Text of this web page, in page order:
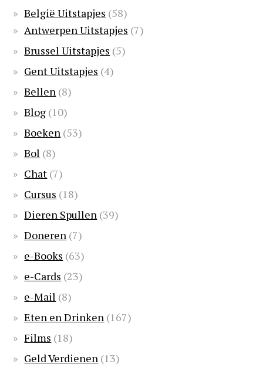
België Uitstapjes (58)
Antwerpen Uitstapjes (7)
Brussel Uitstapjes (5)
Gent Uitstapjes (4)
Bellen (8)
Blog (10)
Boeken (53)
Bol (8)
Chat (7)
Cursus (18)
Dieren Spullen (39)
Doneren (7)
e-Books (63)
e-Cards (23)
e-Mail (8)
Eten en Drinken (167)
Films (18)
Geld Verdienen (13)